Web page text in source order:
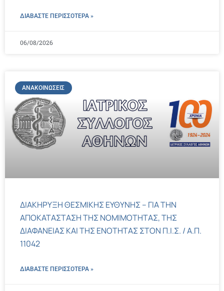
ΔΙΑΒΑΣΤΕ ΠΕΡΙΣΣΌΤΕΡΑ »
06/08/2026
ΑΝΑΚΟΙΝΏΣΕΙΣ
ΔΙΑΚΗΡΥΞΗ ΘΕΣΜΙΚΗΣ ΕΥΘΥΝΗΣ – ΓΙΑ ΤΗΝ
ΑΠΟΚΑΤΑΣΤΑΣΗ ΤΗΣ ΝΟΜΙΜΟΤΗΤΑΣ, ΤΗΣ
ΔΙΑΦΑΝΕΙΑΣ ΚΑΙ ΤΗΣ ΕΝΟΤΗΤΑΣ ΣΤΟΝ Π.Ι.Σ. / Α.Π.
11042
ΔΙΑΒΑΣΤΕ ΠΕΡΙΣΣΌΤΕΡΑ »